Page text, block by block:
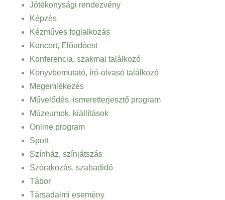
Jótékonysági rendezvény
Képzés
Kézműves foglalkozás
Koncert, Előadóest
Konferencia, szakmai találkozó
Könyvbemutató, író-olvasó találkozó
Megemlékezés
Művelődés, ismeretterjesztő program
Múzeumok, kiállítások
Online program
Sport
Színház, színjátszás
Szórakozás, szabadidő
Tábor
Társadalmi esemény